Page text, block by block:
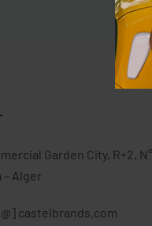
Garden City, R+2,
– Alger
castelbrands.com